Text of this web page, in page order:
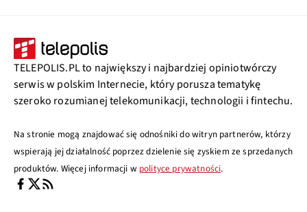
TELEPOLIS.PL to największy i najbardziej opiniotwórczy
serwis w polskim Internecie, który porusza tematykę
szeroko rozumianej telekomunikacji, technologii i fintechu.
Na stronie mogą znajdować się odnośniki do witryn partnerów, którzy
wspierają jej działalność poprzez dzielenie się zyskiem ze sprzedanych
produktów. Więcej informacji w polityce prywatności.